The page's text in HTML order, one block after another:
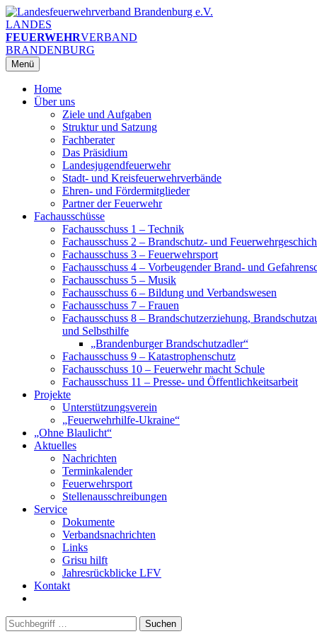
Zum
Inhalt
springen
LANDES
FEUERWEHRVERBAND
BRANDENBURG
Menü
Home
Über uns
Ziele und Aufgaben
Struktur und Satzung
Fachberater
Das Präsidium
Landesjugendfeuerwehr
Stadt- und Kreisfeuerwehrverbände
Ehren- und Fördermitglieder
Partner der Feuerwehr
Fachausschüsse
Fachausschuss 1 – Technik
Fachausschuss 2 – Brandschutz- und
Fachausschuss 3 – Feuerwehrsport
Fachausschuss 4 – Vorbeugender Brand- und
Fachausschuss 5 – Musik
Fachausschuss 6 – Bildung und Verbandswesen
Fachausschuss 7 – Frauen
Fachausschuss 8 – Brandschutzerziehung,
und Selbsthilfe
„Brandenburger Brandschutzadler“
Fachausschuss 9 – Katastrophenschutz
Fachausschuss 10 – Feuerwehr macht Schule
Fachausschuss 11 – Presse- und Öffentlichkeitsarbeit
Projekte
Unterstützungsverein
„Feuerwehrhilfe-Ukraine“
„Ohne Blaulicht“
Aktuelles
Nachrichten
Terminkalender
Feuerwehrsport
Stellenausschreibungen
Service
Dokumente
Verbandsnachrichten
Links
Grisu hilft
Jahresrückblicke LFV
Kontakt
Suchen